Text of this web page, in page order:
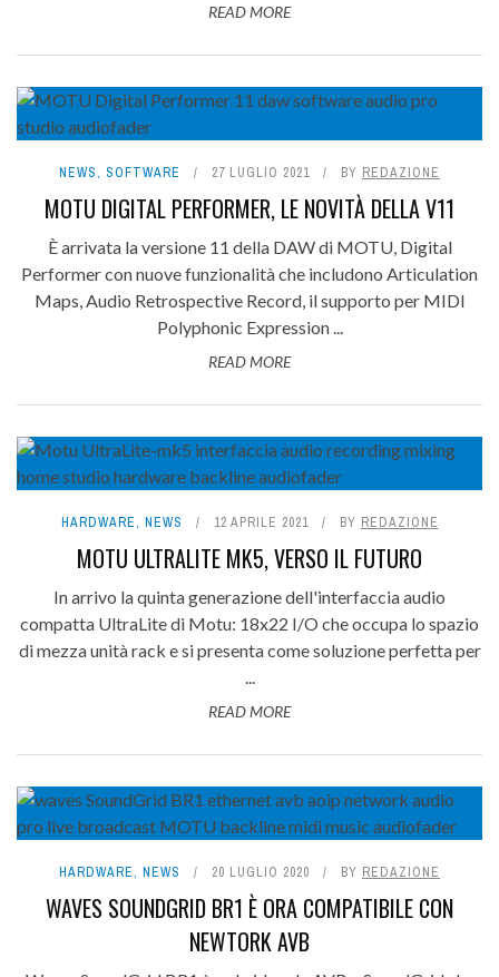
READ MORE
NEWS, SOFTWARE 27 LUGLIO 2021 BY REDAZIONE
MOTU DIGITAL PERFORMER, LE NOVITÀ DELLA V11
È arrivata la versione 11 della DAW di MOTU, Digital
Performer con nuove funzionalità che includono Articulation
Maps, Audio Retrospective Record, il supporto per MIDI
Polyphonic Expression ...
READ MORE
HARDWARE, NEWS 12 APRILE 2021 BY REDAZIONE
MOTU ULTRALITE MK5, VERSO IL FUTURO
In arrivo la quinta generazione dell'interfaccia audio
compatta UltraLite di Motu: 18x22 I/O che occupa lo spazio
di mezza unità rack e si presenta come soluzione perfetta per
READ MORE
HARDWARE, NEWS 20 LUGLIO 2020 BY REDAZIONE
WAVES SOUNDGRID BR1 È ORA COMPATIBILE CON
NEWTORK AVB